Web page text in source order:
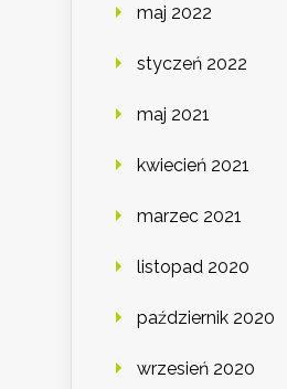
maj 2022
styczeń 2022
maj 2021
kwiecień 2021
marzec 2021
listopad 2020
październik 2020
wrzesień 2020